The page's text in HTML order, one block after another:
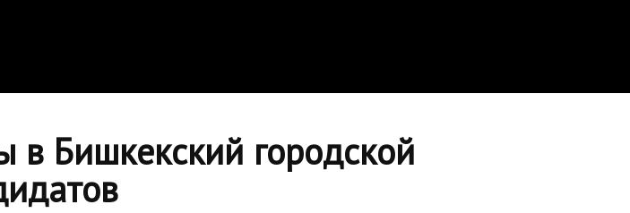
Бишкекский городской